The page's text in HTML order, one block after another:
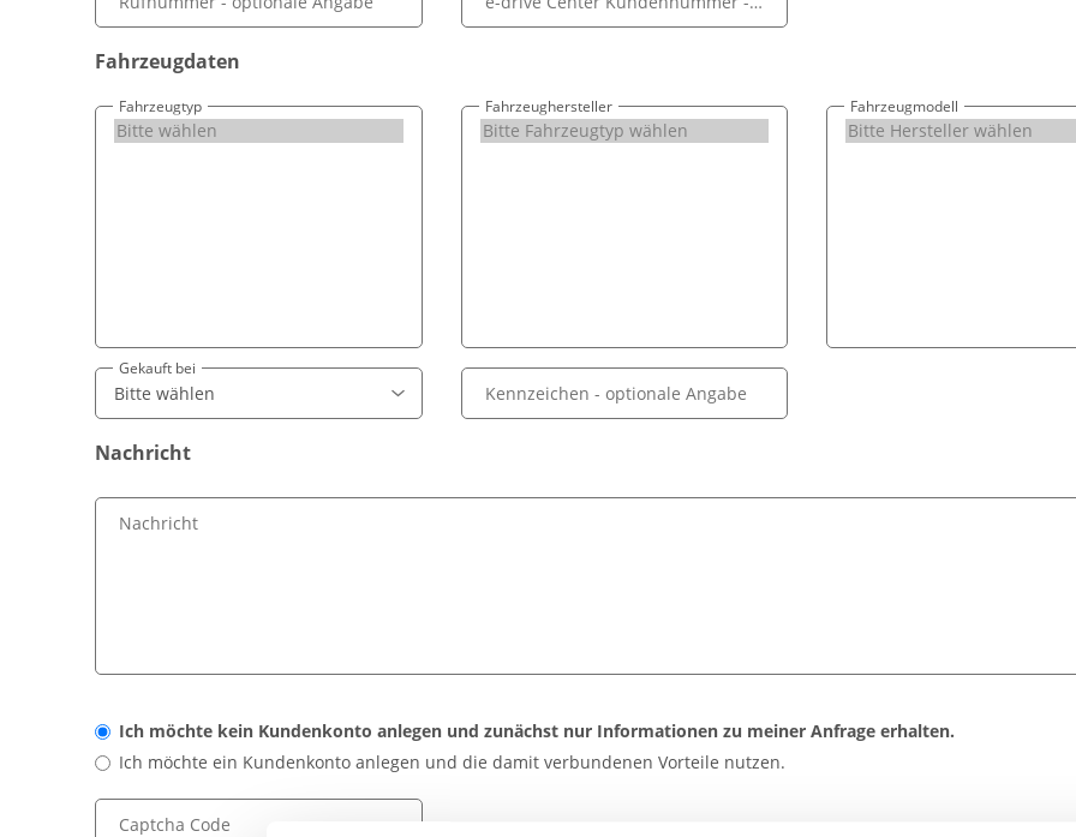
Fahrzeugdaten
Fahrzeugtyp Fahrzeughersteller Fahrzeugmodell
Gekauft bei
Kennzeichen - optionale Angabe
Nachricht
Nachricht
Ich möchte kein Kundenkonto anlegen und zunächst nur Informationen zu meiner Anfrage erhalten.
Ich möchte ein Kundenkonto anlegen und die damit verbundenen Vorteile nutzen.
Captcha Code